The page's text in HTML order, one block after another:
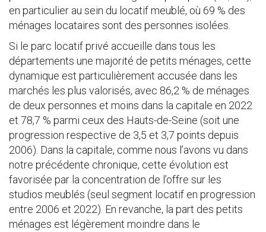
en particulier au sein du locatif meublé, où 69 % des
ménages locataires sont des personnes isolées.
Si le parc locatif privé accueille dans tous les
départements une majorité de petits ménages, cette
dynamique est particulièrement accusée dans les
marchés les plus valorisés, avec 86,2 % de ménages
de deux personnes et moins dans la capitale en 2022
et 78,7 % parmi ceux des Hauts-de-Seine (soit une
progression respective de 3,5 et 3,7 points depuis
2006). Dans la capitale, comme nous l’avons vu dans
notre précédente chronique, cette évolution est
favorisée par la concentration de l’offre sur les
studios meublés (seul segment locatif en progression
entre 2006 et 2022). En revanche, la part des petits
ménages est légèrement moindre dans le